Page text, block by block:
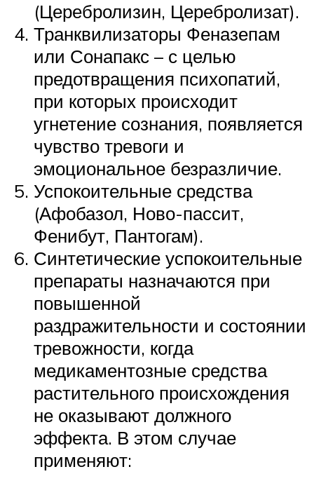
(Церебролизин, Церебролизат).
Транквилизаторы Феназепам
или Сонапакс – с целью
предотвращения психопатий,
при которых происходит
угнетение сознания, появляется
чувство тревоги и
эмоциональное безразличие.
Успокоительные средства
(Афобазол, Ново-пассит,
Фенибут, Пантогам).
Синтетические успокоительные
препараты назначаются при
повышенной
раздражительности и состоянии
тревожности, когда
медикаментозные средства
растительного происхождения
не оказывают должного
эффекта. В этом случае
применяют: